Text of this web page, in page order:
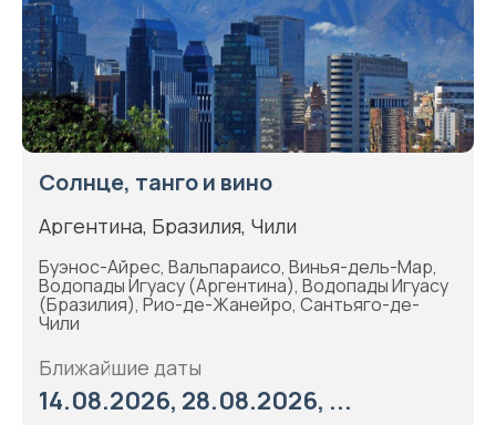
Солнце, танго и вино
Аргентина, Бразилия, Чили
Буэнос-Айрес, Вальпараисо, Винья-дель-Мар,
Водопады Игуасу (Аргентина), Водопады Игуасу
(Бразилия), Рио-де-Жанейро, Сантьяго-де-
Чили
Ближайшие даты
14.08.2026, 28.08.2026, ...